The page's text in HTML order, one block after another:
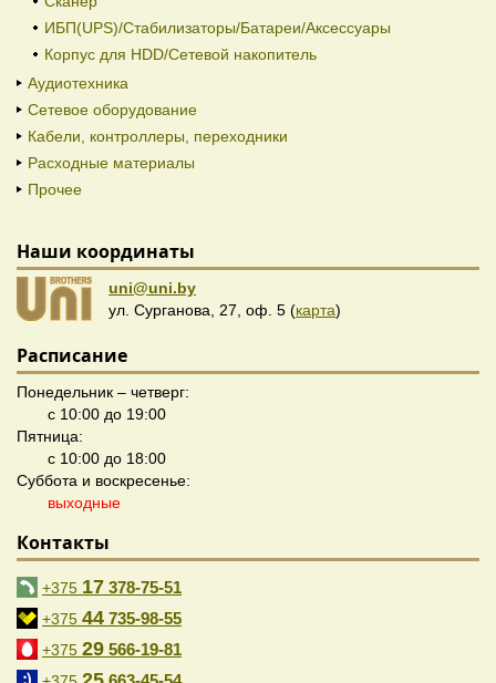
ИБП(UPS)/Стабилизаторы/Батареи/Аксессуары
Корпус для HDD/Cетевой накопитель
Аудиотехника
Сетевое оборудование
Кабели, контроллеры, переходники
Расходные материалы
Прочее
Наши координаты
uni@uni.by
ул. Сурганова, 27, оф. 5 (карта)
Расписание
Понедельник – четверг:
с 10:00 до 19:00
Пятница:
с 10:00 до 18:00
Суббота и воскресенье:
выходные
Контакты
+375 17 378-75-51
+375 44 735-98-55
+375 29 566-19-81